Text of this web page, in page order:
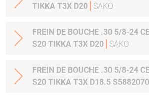
TIKKA T3X D20
SAKO
FREIN DE BOUCHE .30 5/8-24
S20 TIKKA T3X D20
SAKO
FREIN DE BOUCHE .30 5/8-24
S20 TIKKA T3X D18.5